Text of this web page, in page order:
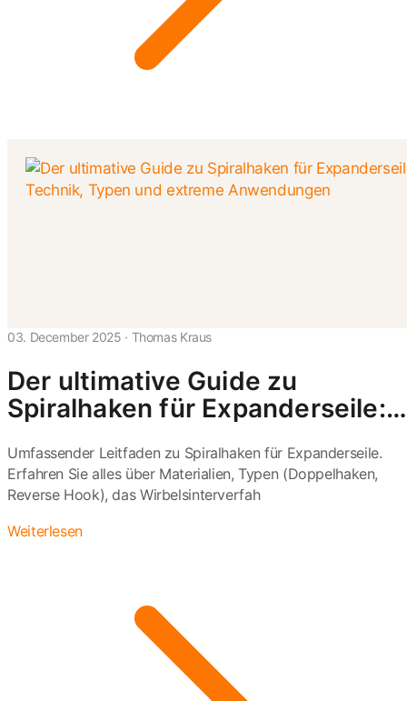
03. December 2025 · Thomas Kraus
Der ultimative Guide zu
Spiralhaken für Expanderseile:
Anwendungen
Umfassender Leitfaden zu Spiralhaken für Expanderseile.
Erfahren Sie alles über Materialien, Typen (Doppelhaken,
Reverse Hook), das Wirbelsinterverfah
Weiterlesen